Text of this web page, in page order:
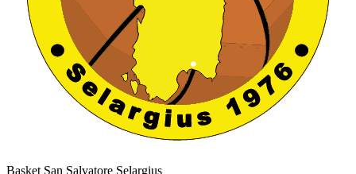
Basket San Salvatore Selargius